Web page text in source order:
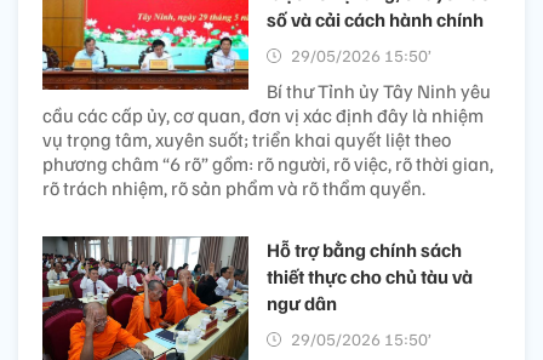
số và cải cách hành chính
29/05/2026 15:50’
Bí thư Tỉnh ủy Tây Ninh yêu
cầu các cấp ủy, cơ quan, đơn vị xác định đây là nhiệm
vụ trọng tâm, xuyên suốt; triển khai quyết liệt theo
phương châm “6 rõ” gồm: rõ người, rõ việc, rõ thời gian,
rõ trách nhiệm, rõ sản phẩm và rõ thẩm quyền.
Hỗ trợ bằng chính sách
thiết thực cho chủ tàu và
ngư dân
29/05/2026 15:50’